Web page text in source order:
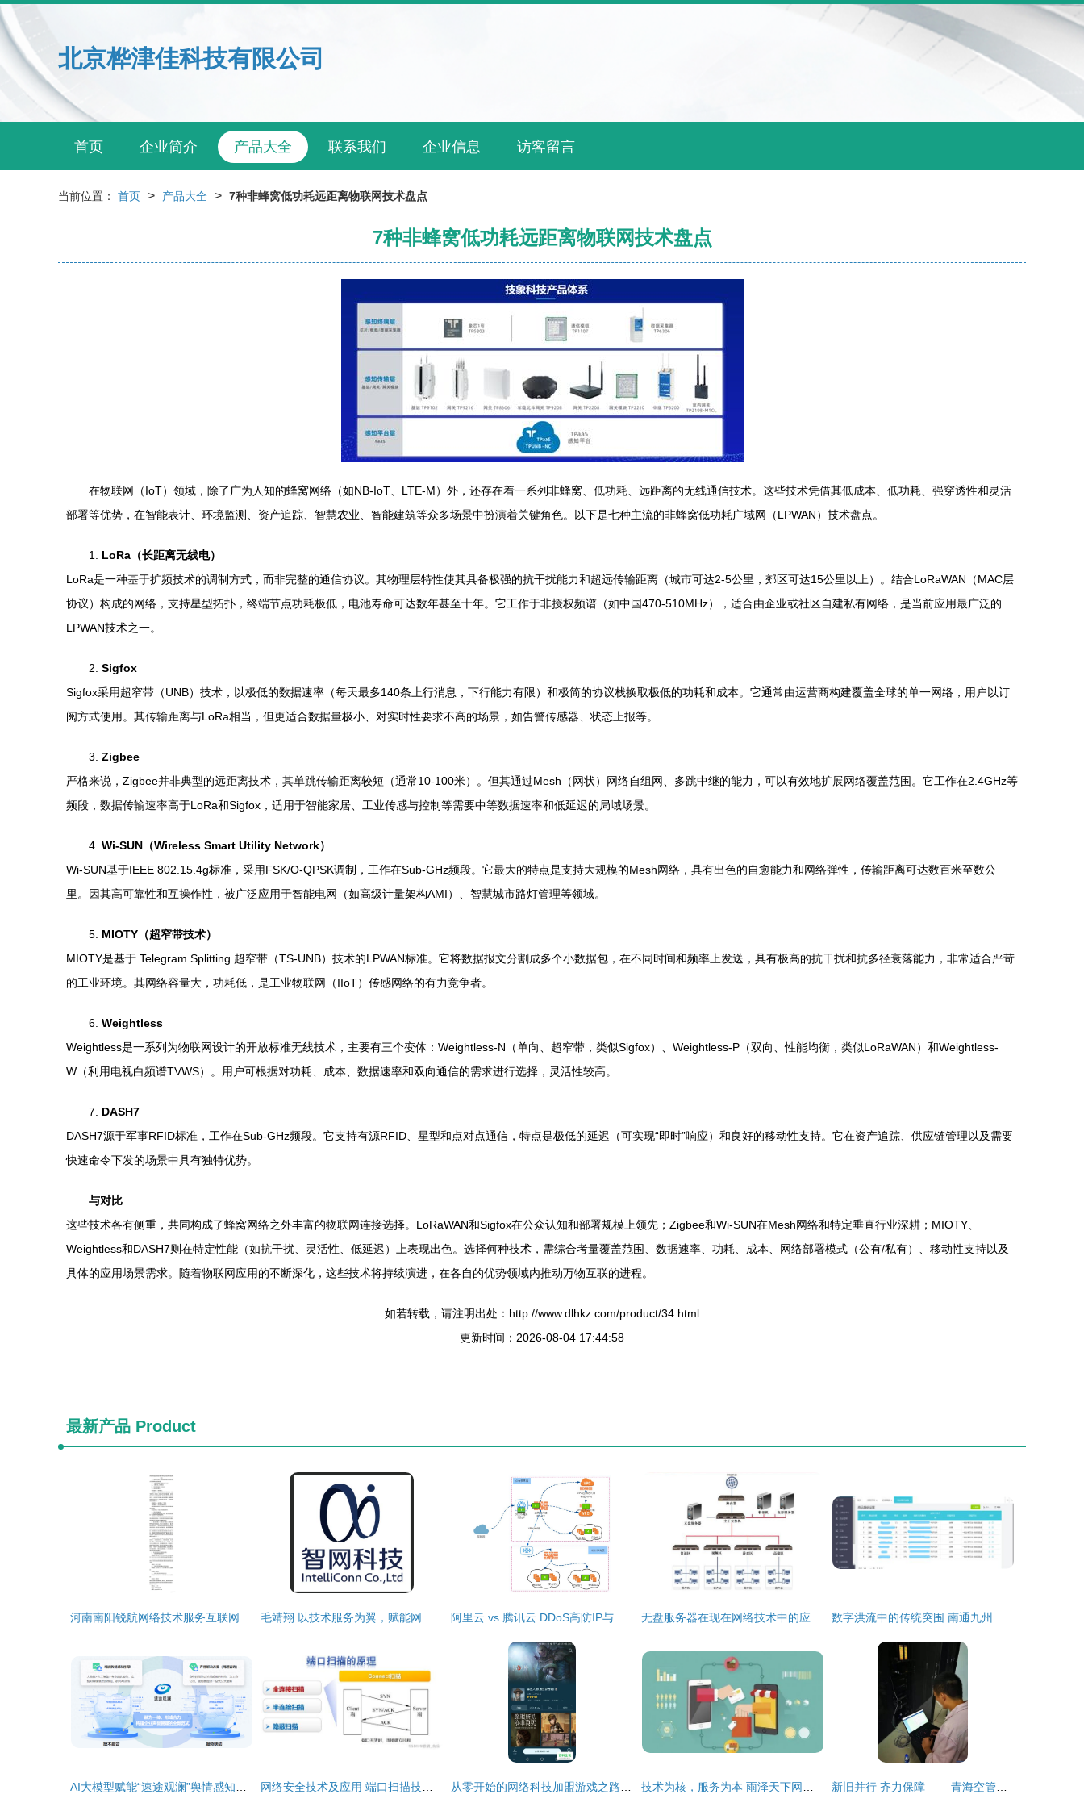
北京桦津佳科技有限公司
首页 企业简介 产品大全 联系我们 企业信息 访客留言
当前位置： 首页 > 产品大全 > 7种非蜂窝低功耗远距离物联网技术盘点
7种非蜂窝低功耗远距离物联网技术盘点
在物联网（IoT）领域，除了广为人知的蜂窝网络（如NB-IoT、LTE-M）外，还存在着一系列非蜂窝、低功耗、远距离的无线通信技术。这些技术凭借其低成本、低功耗、强穿透性和灵活
部署等优势，在智能表计、环境监测、资产追踪、智慧农业、智能建筑等众多场景中扮演着关键角色。以下是七种主流的非蜂窝低功耗广域网（LPWAN）技术盘点。
1. LoRa（长距离无线电）
LoRa是一种基于扩频技术的调制方式，而非完整的通信协议。其物理层特性使其具备极强的抗干扰能力和超远传输距离（城市可达2-5公里，郊区可达15公里以上）。结合LoRaWAN（MAC层
协议）构成的网络，支持星型拓扑，终端节点功耗极低，电池寿命可达数年甚至十年。它工作于非授权频谱（如中国470-510MHz），适合由企业或社区自建私有网络，是当前应用最广泛的
LPWAN技术之一。
2. Sigfox
Sigfox采用超窄带（UNB）技术，以极低的数据速率（每天最多140条上行消息，下行能力有限）和极简的协议栈换取极低的功耗和成本。它通常由运营商构建覆盖全球的单一网络，用户以订
阅方式使用。其传输距离与LoRa相当，但更适合数据量极小、对实时性要求不高的场景，如告警传感器、状态上报等。
3. Zigbee
严格来说，Zigbee并非典型的远距离技术，其单跳传输距离较短（通常10-100米）。但其通过Mesh（网状）网络自组网、多跳中继的能力，可以有效地扩展网络覆盖范围。它工作在2.4GHz等
频段，数据传输速率高于LoRa和Sigfox，适用于智能家居、工业传感与控制等需要中等数据速率和低延迟的局域场景。
4. Wi-SUN（Wireless Smart Utility Network）
Wi-SUN基于IEEE 802.15.4g标准，采用FSK/O-QPSK调制，工作在Sub-GHz频段。它最大的特点是支持大规模的Mesh网络，具有出色的自愈能力和网络弹性，传输距离可达数百米至数公
里。因其高可靠性和互操作性，被广泛应用于智能电网（如高级计量架构AMI）、智慧城市路灯管理等领域。
5. MIOTY（超窄带技术）
MIOTY是基于 Telegram Splitting 超窄带（TS-UNB）技术的LPWAN标准。它将数据报文分割成多个小数据包，在不同时间和频率上发送，具有极高的抗干扰和抗多径衰落能力，非常适合严苛
的工业环境。其网络容量大，功耗低，是工业物联网（IIoT）传感网络的有力竞争者。
6. Weightless
Weightless是一系列为物联网设计的开放标准无线技术，主要有三个变体：Weightless-N（单向、超窄带，类似Sigfox）、Weightless-P（双向、性能均衡，类似LoRaWAN）和Weightless-
W（利用电视白频谱TVWS）。用户可根据对功耗、成本、数据速率和双向通信的需求进行选择，灵活性较高。
7. DASH7
DASH7源于军事RFID标准，工作在Sub-GHz频段。它支持有源RFID、星型和点对点通信，特点是极低的延迟（可实现“即时”响应）和良好的移动性支持。它在资产追踪、供应链管理以及需要
快速命令下发的场景中具有独特优势。
与对比
这些技术各有侧重，共同构成了蜂窝网络之外丰富的物联网连接选择。LoRaWAN和Sigfox在公众认知和部署规模上领先；Zigbee和Wi-SUN在Mesh网络和特定垂直行业深耕；MIOTY、
Weightless和DASH7则在特定性能（如抗干扰、灵活性、低延迟）上表现出色。选择何种技术，需综合考量覆盖范围、数据速率、功耗、成本、网络部署模式（公有/私有）、移动性支持以及
具体的应用场景需求。随着物联网应用的不断深化，这些技术将持续演进，在各自的优势领域内推动万物互联的进程。
如若转载，请注明出处：http://www.dlhkz.com/product/34.html
更新时间：2026-08-04 17:44:58
最新产品 Product